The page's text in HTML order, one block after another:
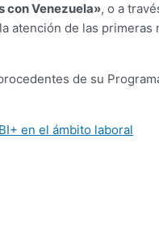
con Venezuela», o a
atención de las primeras
de su
en el ámbito laboral